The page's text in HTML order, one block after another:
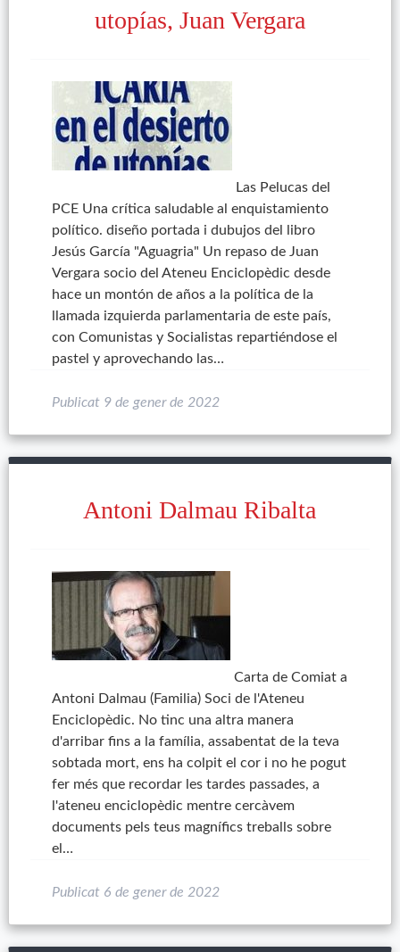
utopías, Juan Vergara
Las Pelucas del
PCE Una crítica saludable al enquistamiento
político. diseño portada i dubujos del libro
Jesús García "Aguagria" Un repaso de Juan
Vergara socio del Ateneu Enciclopèdic desde
hace un montón de años a la política de la
llamada izquierda parlamentaria de este país,
con Comunistas y Socialistas repartiéndose el
pastel y aprovechando las…
Publicat 9 de gener de 2022
Antoni Dalmau Ribalta
Carta de Comiat a
Antoni Dalmau (Familia) Soci de l'Ateneu
Enciclopèdic. No tinc una altra manera
d'arribar fins a la família, assabentat de la teva
sobtada mort, ens ha colpit el cor i no he pogut
fer més que recordar les tardes passades, a
l'ateneu enciclopèdic mentre cercàvem
documents pels teus magnífics treballs sobre
el…
Publicat 6 de gener de 2022